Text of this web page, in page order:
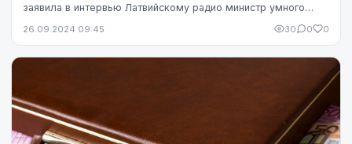
заявила в интервью Латвийскому радио министр умного
26.09.2024 09:45 30 0 0